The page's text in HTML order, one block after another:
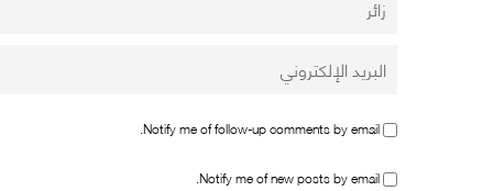
Notify me of follow-up comments by email.
Notify me of new posts by email.